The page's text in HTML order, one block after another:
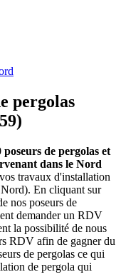
pergolas
poseurs de pergolas et
dans le Nord
travaux d'installation
En cliquant sur
nos poseurs de
demander un RDV
la possibilité de nous
RDV afin de gagner du
de pergolas ce qui
de pergola qui